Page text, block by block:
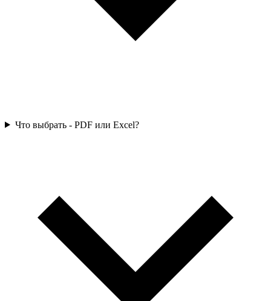
Что выбрать - PDF или Excel?